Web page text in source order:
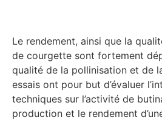
Le rendement, ainsi que la
de courgette sont fortement
qualité de la pollinisation et de
essais ont pour but d’évaluer
techniques sur l’activité de
production et le rendement